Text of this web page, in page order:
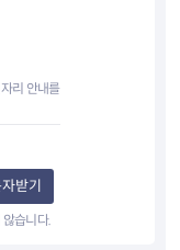
리 안내를
받기
습니다.